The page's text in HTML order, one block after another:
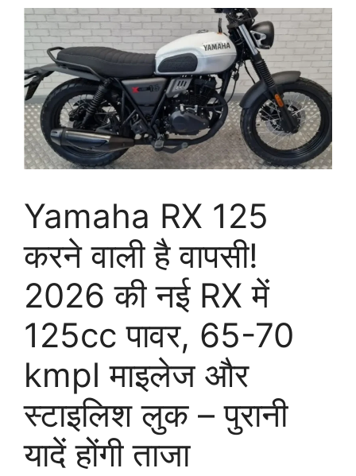
Yamaha RX 125
करने वाली है वापसी!
2026 की नई RX में
125cc पावर, 65-70
kmpl माइलेज और
स्टाइलिश लुक – पुरानी
यादें होंगी ताजा